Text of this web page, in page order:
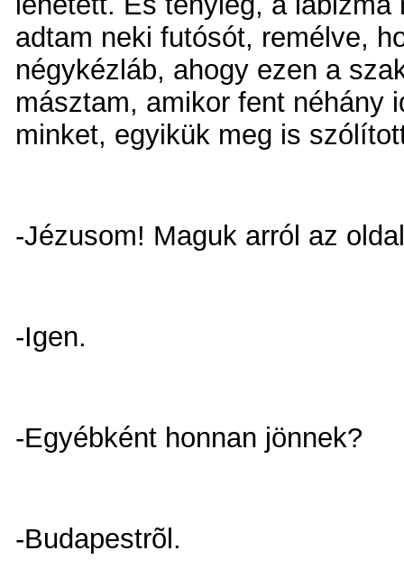
adtam neki futósót, remélve,
négykézláb, ahogy ezen a
másztam, amikor fent néhány
minket, egyikük meg is
-Jézusom! Maguk arról az
-Igen.
-Egyébként honnan jönnek?
-Budapestrõl.